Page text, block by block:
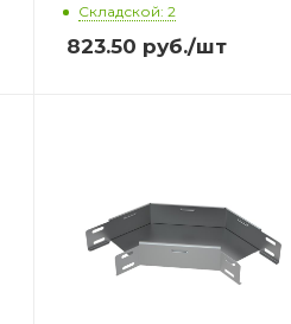
Складской: 2
823.50 руб./шт